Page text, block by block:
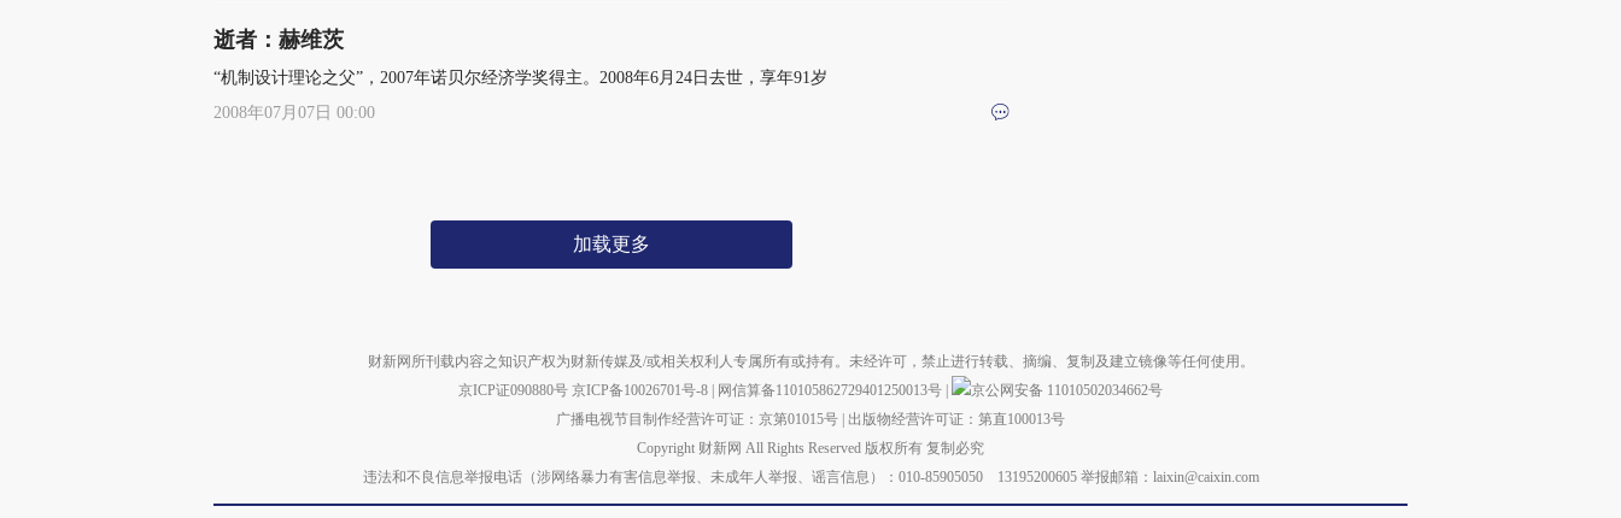
逝者：赫维茨
“机制设计理论之父”，2007年诺贝尔经济学奖得主。2008年6月24日去世，享年91岁
2008年07月07日 00:00
加载更多
财新网所刊载内容之知识产权为财新传媒及/或相关权利人专属所有或持有。未经许可，禁止进行转载、摘编、复制及建立镜像等任何使用。
京ICP证090880号 京ICP备10026701号-8 网信算备110105862729401250013号
京公网安备 11010502034662号
广播电视节目制作经营许可证：京第01015号 出版物经营许可证：第直100013号
Copyright 财新网 All Rights Reserved 版权所有 复制必究
违法和不良信息举报电话（涉网络暴力有害信息举报、未成年人举报、谣言信息）：010-85905050 13195200605 举报邮箱：laixin@caixin.com